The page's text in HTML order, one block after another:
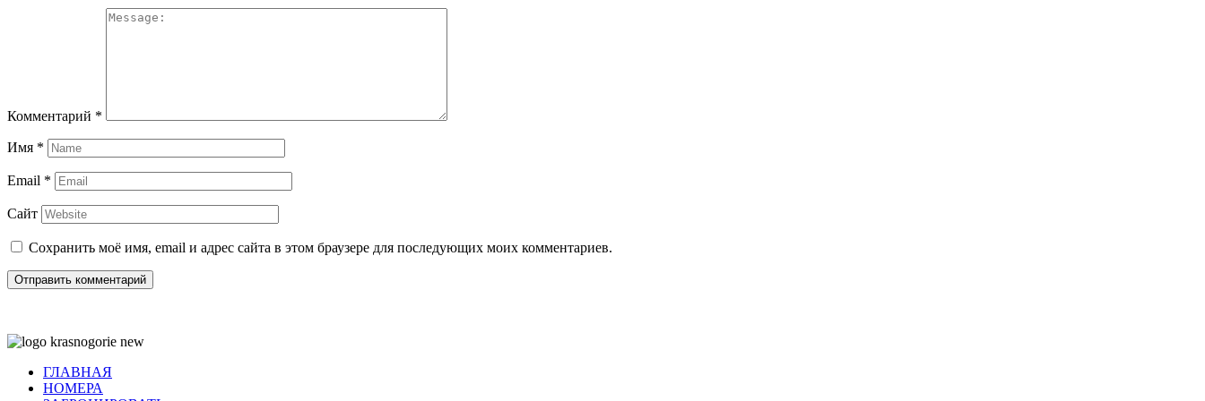
Комментарий *
Имя *
Email *
Сайт
Сохранить моё имя, email и адрес сайта в этом браузере для последующих моих комментариев.
ГЛАВНАЯ
НОМЕРА